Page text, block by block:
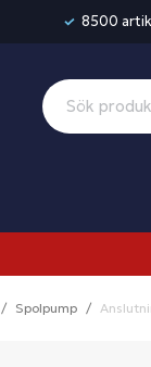
8500
Spolpump